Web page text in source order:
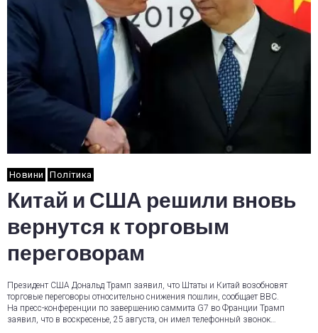
Новини Політика
Китай и США решили вновь
вернутся к торговым
переговорам
Президент США Дональд Трамп заявил, что Штаты и Китай возобновят
торговые переговоры относительно снижения пошлин, сообщает ВВС.
На пресс-конференции по завершению саммита G7 во Франции Трамп
заявил, что в воскресенье, 25 августа, он имел телефонный звонок…